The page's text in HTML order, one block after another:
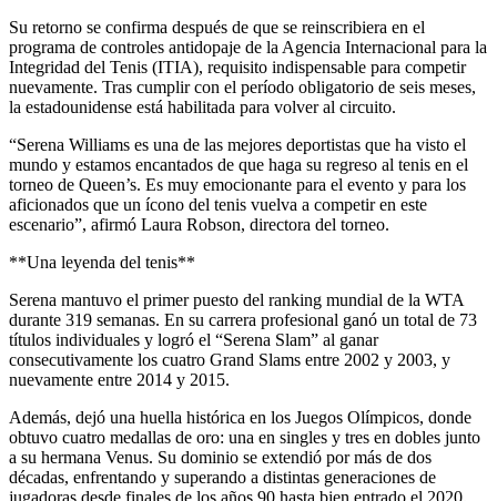
Su retorno se confirma después de que se reinscribiera en el
programa de controles antidopaje de la Agencia Internacional para la
Integridad del Tenis (ITIA), requisito indispensable para competir
nuevamente. Tras cumplir con el período obligatorio de seis meses,
la estadounidense está habilitada para volver al circuito.
“Serena Williams es una de las mejores deportistas que ha visto el
mundo y estamos encantados de que haga su regreso al tenis en el
torneo de Queen’s. Es muy emocionante para el evento y para los
aficionados que un ícono del tenis vuelva a competir en este
escenario”, afirmó Laura Robson, directora del torneo.
**Una leyenda del tenis**
Serena mantuvo el primer puesto del ranking mundial de la WTA
durante 319 semanas. En su carrera profesional ganó un total de 73
títulos individuales y logró el “Serena Slam” al ganar
consecutivamente los cuatro Grand Slams entre 2002 y 2003, y
nuevamente entre 2014 y 2015.
Además, dejó una huella histórica en los Juegos Olímpicos, donde
obtuvo cuatro medallas de oro: una en singles y tres en dobles junto
a su hermana Venus. Su dominio se extendió por más de dos
décadas, enfrentando y superando a distintas generaciones de
jugadoras desde finales de los años 90 hasta bien entrado el 2020.